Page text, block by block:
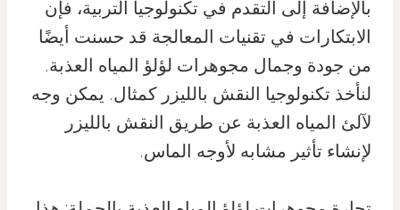
بالإضافة إلى التقدم في تكنولوجيا التربية، فإن
الابتكارات في تقنيات المعالجة قد حسنت أيضًا
من جودة وجمال مجوهرات لؤلؤ المياه العذبة.
لنأخذ تكنولوجيا النقش بالليزر كمثال. يمكن وجه
لآلئ المياه العذبة عن طريق النقش بالليزر
لإنشاء تأثير مشابه لأوجه الماس.